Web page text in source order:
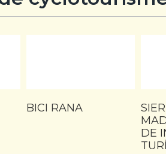
BICI RANA
DE